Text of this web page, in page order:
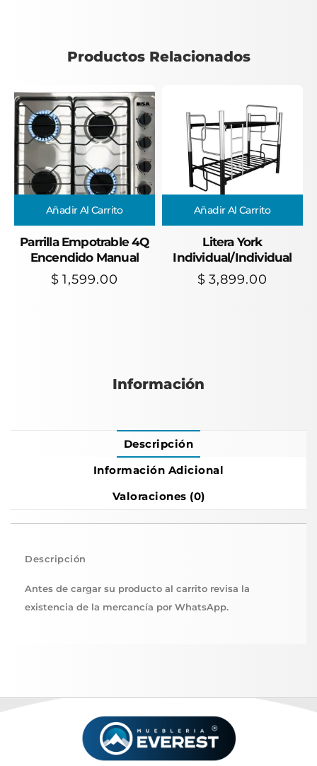
Productos Relacionados
Añadir Al Carrito
Parrilla Empotrable 4Q
Encendido Manual
$ 1,599.00
Añadir Al Carrito
Litera York
Individual/Individual
$ 3,899.00
Información
Descripción
Información Adicional
Valoraciones (0)
Descripción
Antes de cargar su producto al carrito revisa la
existencia de la mercancía por WhatsApp.